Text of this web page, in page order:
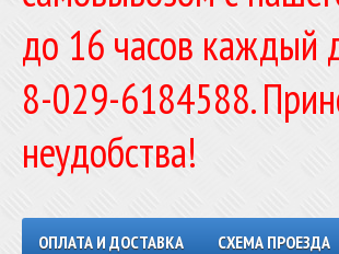
до 16 часов каждый
8-029-6184588.
неудобства!
ОПЛАТА И ДОСТАВКА СХЕМА ПРОЕЗДА